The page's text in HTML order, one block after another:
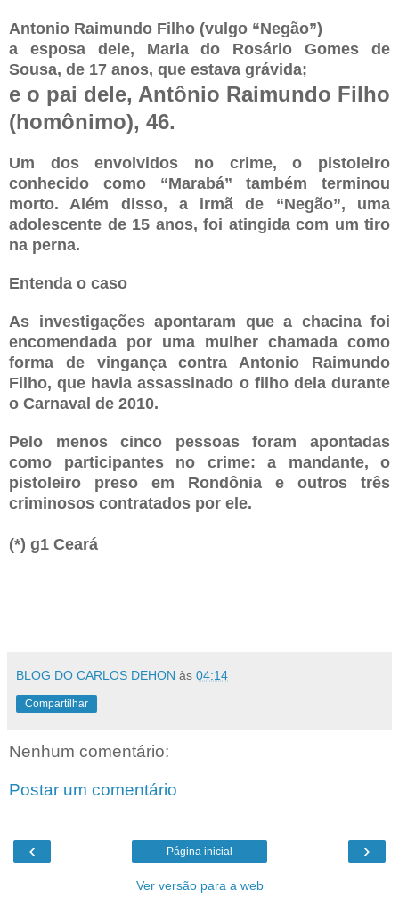
Antonio Raimundo Filho (vulgo “Negão”)
a esposa dele, Maria do Rosário Gomes de
Sousa, de 17 anos, que estava grávida;
e o pai dele, Antônio Raimundo Filho
(homônimo), 46.
Um dos envolvidos no crime, o pistoleiro
conhecido como “Marabá” também terminou
morto. Além disso, a irmã de “Negão”, uma
adolescente de 15 anos, foi atingida com um tiro
na perna.
Entenda o caso
As investigações apontaram que a chacina foi
encomendada por uma mulher chamada como
forma de vingança contra Antonio Raimundo
Filho, que havia assassinado o filho dela durante
o Carnaval de 2010.
Pelo menos cinco pessoas foram apontadas
como participantes no crime: a mandante, o
pistoleiro preso em Rondônia e outros três
criminosos contratados por ele.
(*) g1 Ceará
BLOG DO CARLOS DEHON às 04:14
Compartilhar
Nenhum comentário:
Postar um comentário
‹ ›
Página inicial
Ver versão para a web